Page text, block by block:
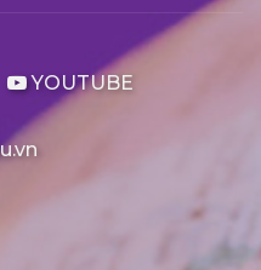
YOUTUBE